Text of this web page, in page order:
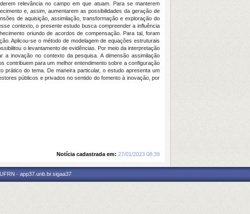
relevância no campo em que atuam. Para se manterem
e, assim, aumentarem as possibilidades da geração de
de aquisição, assimilação, transformação e exploração do
contexto, o presente estudo busca compreender a influência
oriundo de acordos de compensação. Para tal, foram
Aplicou-se o método de modelagem de equações estruturais
o levantamento de evidências. Por meio da interpretação
inovação no contexto da pesquisa. A dimensão assimilação
contribuem para um melhor entendimento sobre a configuração
prático do tema. De maneira particular, o estudo apresenta um
públicos e privados no sentido do fomento à inovação, por
Notícia cadastrada em: 27/01/2023 08:39
- app37.unb.br.sigaa37